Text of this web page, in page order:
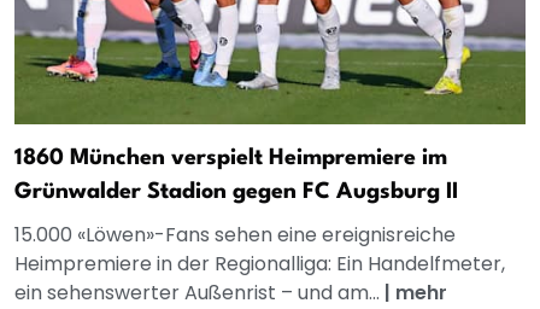
1860 München verspielt Heimpremiere im
Grünwalder Stadion gegen FC Augsburg II
15.000 «Löwen»-Fans sehen eine ereignisreiche
Heimpremiere in der Regionalliga: Ein Handelfmeter,
ein sehenswerter Außenrist – und am... | mehr